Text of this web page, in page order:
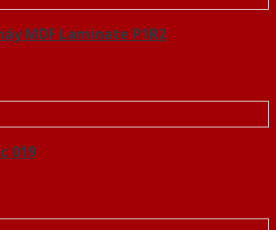
MDF Laminate P1R2
019